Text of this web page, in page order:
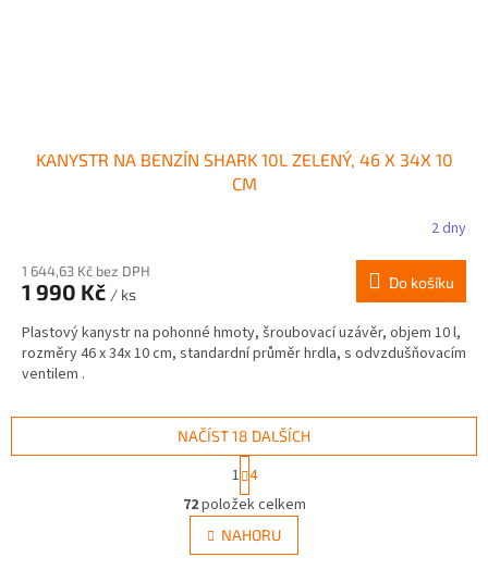
KANYSTR NA BENZÍN SHARK 10L ZELENÝ, 46 X 34X 10
CM
2 dny
1 644,63 Kč bez DPH
1 990 Kč / ks
Do košíku
Plastový kanystr na pohonné hmoty, šroubovací uzávěr, objem 10 l,
rozměry 46 x 34x 10 cm, standardní průměr hrdla, s odvzdušňovacím
ventilem .
O
v
l
á
NAČÍST 18 DALŠÍCH
t
r
á
n
k
1 4
72položek celkem
NAHORU